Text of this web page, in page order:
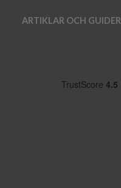
ARTIKLAR OCH GUIDER